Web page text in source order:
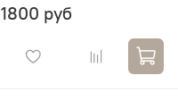
1800 руб